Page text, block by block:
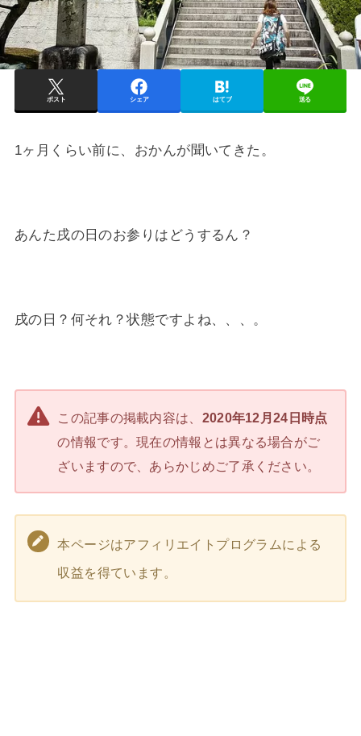
ポスト シェア はてブ 送る
1ヶ月くらい前に、おかんが聞いてきた。
あんた戌の日のお参りはどうするん？
戌の日？何それ？状態ですよね、、、。
この記事の掲載内容は、 2020年12月24日時点
の情報です。現在の情報とは異なる場合がご
ざいますので、あらかじめご了承ください。
本ページはアフィリエイトプログラムによる
収益を得ています。